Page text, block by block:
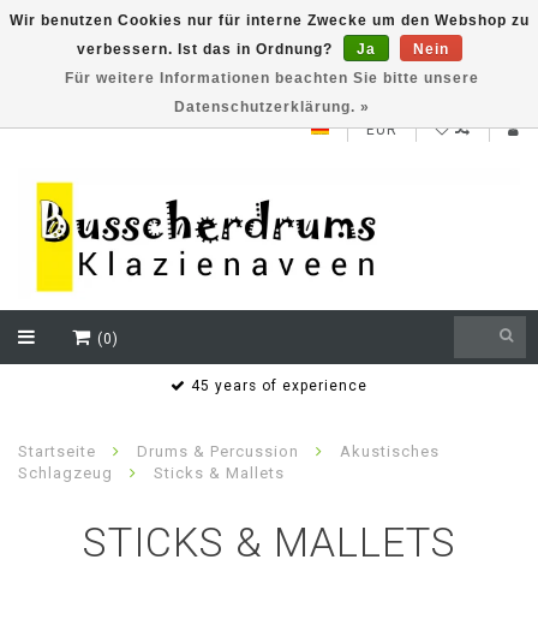
NEW ROLAND V71 series testklaar
EUR
(0)
Bereikbaar ook buiten
Startseite Drums & Percussion
Akustisches
Schlagzeug
Sticks & Mallets
STICKS & MALLETS
Wir benutzen Cookies nur für interne Zwecke um den Webshop zu
verbessern. Ist das in Ordnung?
Ja
Nein
Für weitere Informationen beachten Sie bitte unsere
Datenschutzerklärung. »